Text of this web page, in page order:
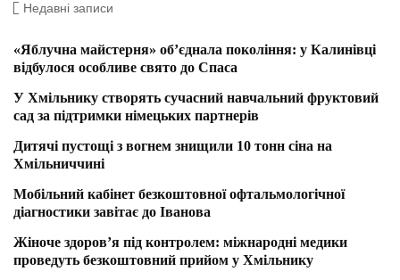
Недавні записи
«Яблучна майстерня» об’єднала покоління: у Калинівці
відбулося особливе свято до Спаса
У Хмільнику створять сучасний навчальний фруктовий
сад за підтримки німецьких партнерів
Дитячі пустощі з вогнем знищили 10 тонн сіна на
Хмільниччині
Мобільний кабінет безкоштовної офтальмологічної
діагностики завітає до Іванова
Жіноче здоров’я під контролем: міжнародні медики
проведуть безкоштовний прийом у Хмільнику